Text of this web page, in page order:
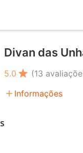
Divan das
5.0 star (13
add Informações